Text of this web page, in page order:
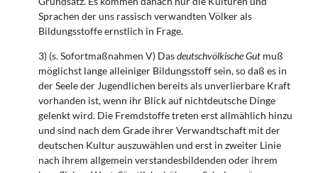
Sprachen der uns rassisch verwandten Völker als
Bildungsstoffe ernstlich in Frage.
3) (s. Sofortmaßnahmen V) Dasdeutschvölkische Gut muß
möglichst lange alleiniger Bildungsstoff sein, so daß es in
der Seele der Jugendlichen bereits als unverlierbare Kraft
vorhanden ist, wenn ihr Blick auf nichtdeutsche Dinge
gelenkt wird. Die Fremdstoffe treten erst allmählich hinzu
und sind nach dem Grade ihrer Verwandtschaft mit der
deutschen Kultur auszuwählen und erst in zweiter Linie
nach ihrem allgemein verstandesbildenden oder ihrem